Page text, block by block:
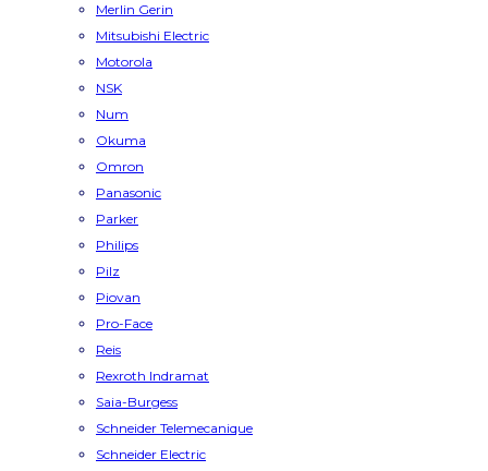
Merlin Gerin
Mitsubishi Electric
Motorola
NSK
Num
Okuma
Omron
Panasonic
Parker
Philips
Pilz
Piovan
Pro-Face
Reis
Rexroth Indramat
Saia-Burgess
Schneider Telemecanique
Schneider Electric